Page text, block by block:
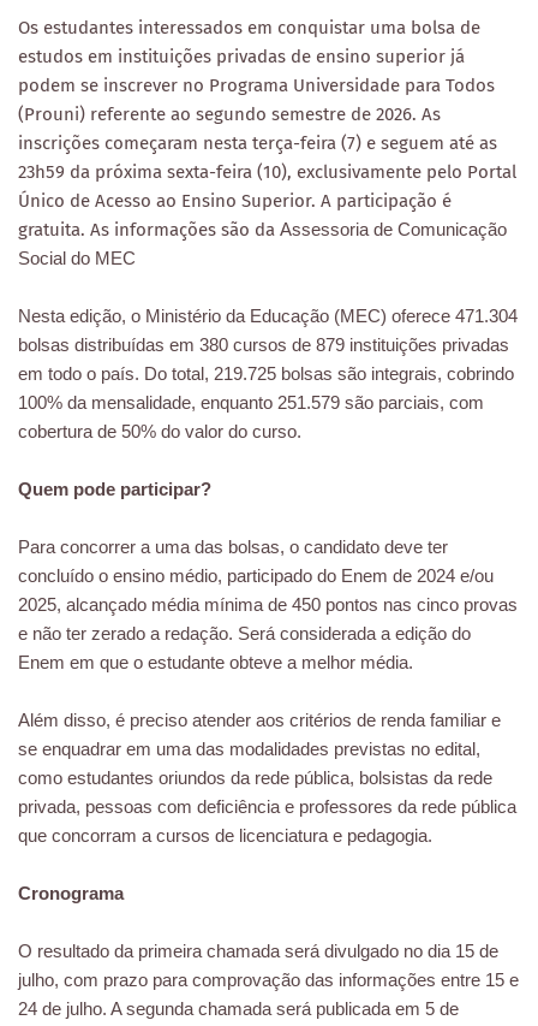
Os estudantes interessados em conquistar uma bolsa de
estudos em instituições privadas de ensino superior já
podem se inscrever no Programa Universidade para Todos
(Prouni) referente ao segundo semestre de 2026. As
inscrições começaram nesta terça-feira (7) e seguem até as
23h59 da próxima sexta-feira (10), exclusivamente pelo Portal
Único de Acesso ao Ensino Superior. A participação é
gratuita. As informações são da Assessoria de Comunicação
Social do MEC
Nesta edição, o Ministério da Educação (MEC) oferece 471.304
bolsas distribuídas em 380 cursos de 879 instituições privadas
em todo o país. Do total, 219.725 bolsas são integrais, cobrindo
100% da mensalidade, enquanto 251.579 são parciais, com
cobertura de 50% do valor do curso.
Quem pode participar?
Para concorrer a uma das bolsas, o candidato deve ter
concluído o ensino médio, participado do Enem de 2024 e/ou
2025, alcançado média mínima de 450 pontos nas cinco provas
e não ter zerado a redação. Será considerada a edição do
Enem em que o estudante obteve a melhor média.
Além disso, é preciso atender aos critérios de renda familiar e
se enquadrar em uma das modalidades previstas no edital,
como estudantes oriundos da rede pública, bolsistas da rede
privada, pessoas com deficiência e professores da rede pública
que concorram a cursos de licenciatura e pedagogia.
Cronograma
O resultado da primeira chamada será divulgado no dia 15 de
julho, com prazo para comprovação das informações entre 15 e
24 de julho. A segunda chamada será publicada em 5 de